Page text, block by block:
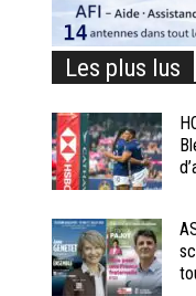
Les plus lus